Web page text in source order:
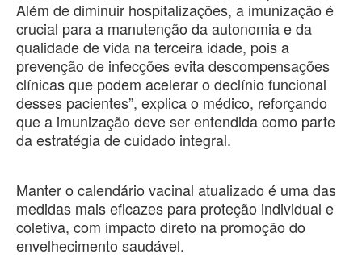
Além de diminuir hospitalizações, a imunização é
crucial para a manutenção da autonomia e da
qualidade de vida na terceira idade, pois a
prevenção de infecções evita descompensações
clínicas que podem acelerar o declínio funcional
desses pacientes”, explica o médico, reforçando
que a imunização deve ser entendida como parte
da estratégia de cuidado integral.
Manter o calendário vacinal atualizado é uma das
medidas mais eficazes para proteção individual e
coletiva, com impacto direto na promoção do
envelhecimento saudável.